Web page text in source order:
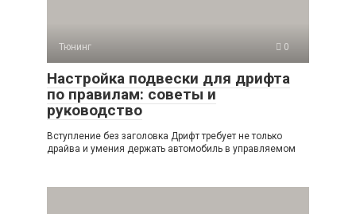
Тюнинг 0
Настройка подвески для дрифта
по правилам: советы и
руководство
Вступление без заголовка Дрифт требует не только
драйва и умения держать автомобиль в управляемом